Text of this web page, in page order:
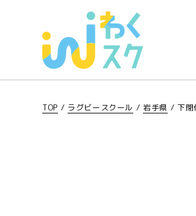
TOP / ラグビースクール / 岩手県 /下閉